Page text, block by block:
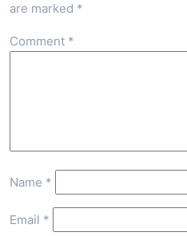
are marked *
Comment *
Name *
Email *